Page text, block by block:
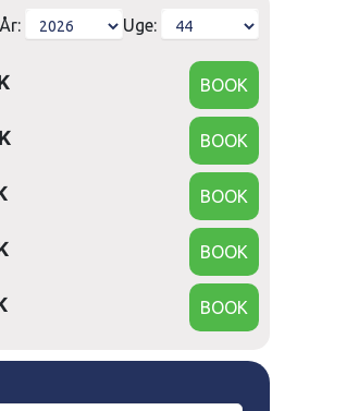
År: Uge: